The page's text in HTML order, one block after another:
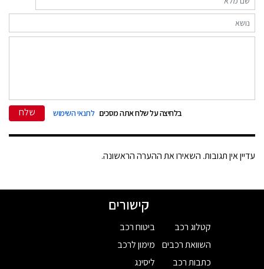
בלחיצה על שלח אתה מסכים לתנאי השימוש שלח
עדיין אין תגובות. השאירו את ההערה הראשונה.
קישורים
קטלוג רכב
השוואת רכבים
כתבות רכב
ביטוח רכב
מימון לרכב
ליסינג